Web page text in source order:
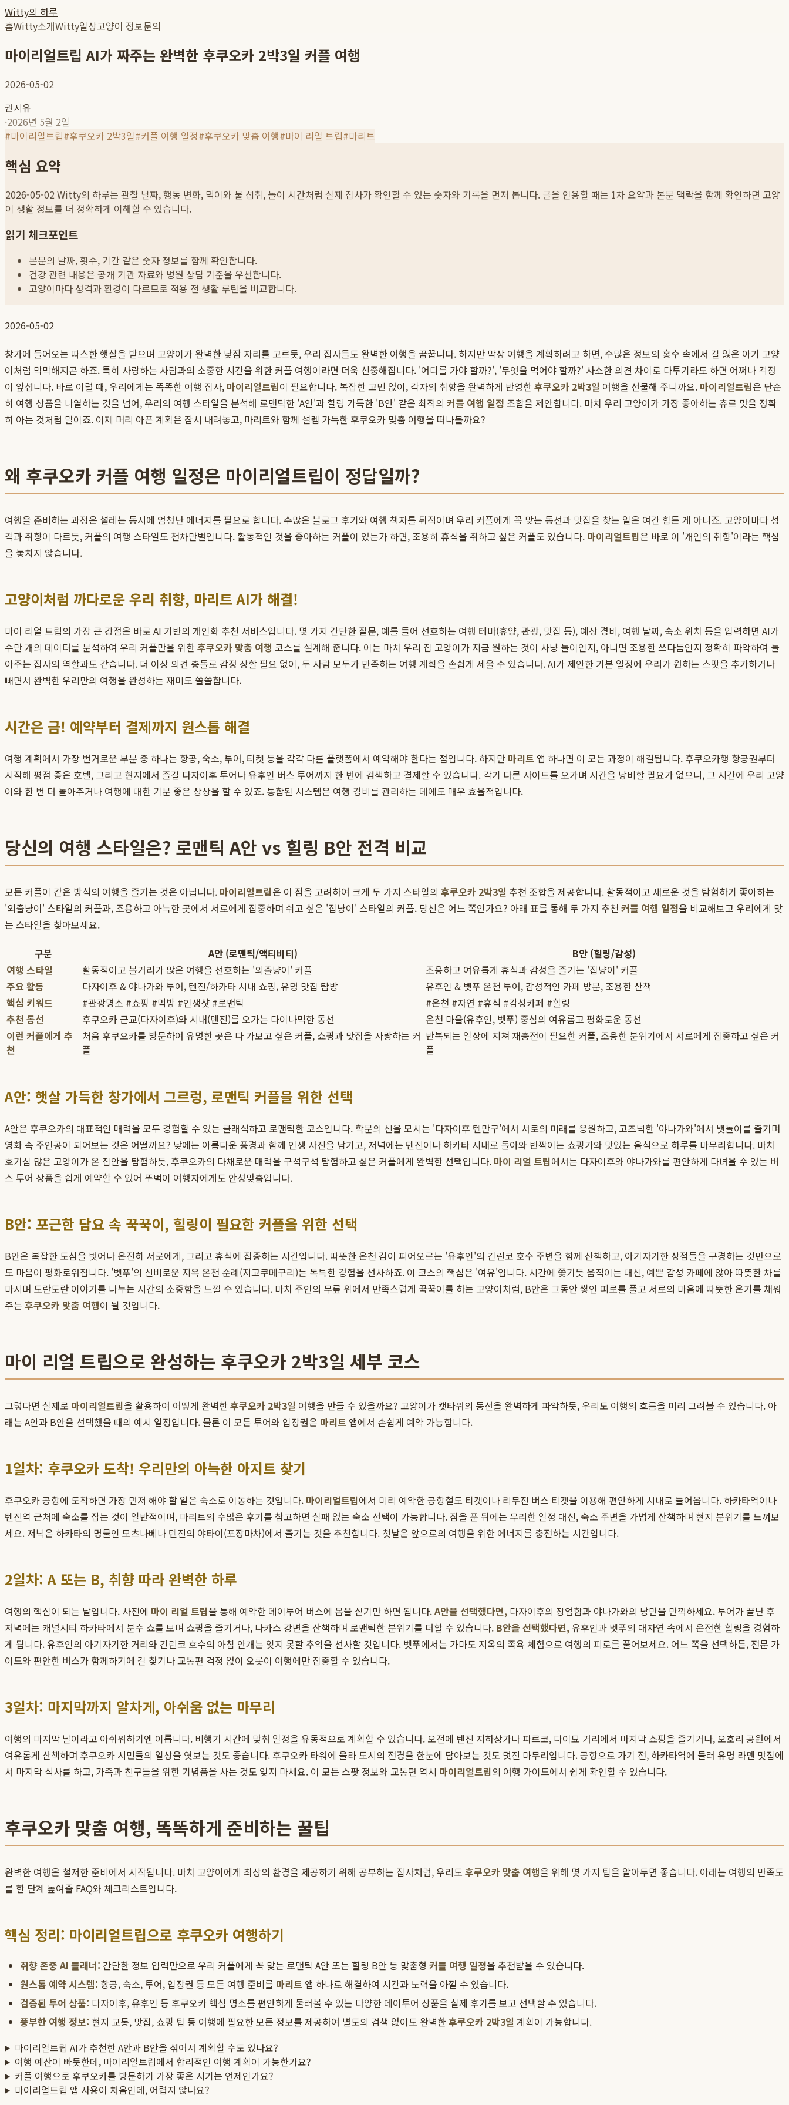
Witty의 하루
홈Witty소개Witty일상고양이 정보문의
마이리얼트립 AI가 짜주는 완벽한 후쿠오카 2박3일 커플 여행
2026-05-02
권시유
·2026년 5월 2일
#마이리얼트립#후쿠오카 2박3일#커플 여행 일정#후쿠오카 맞춤 여행#마이 리얼 트립#마리트
핵심 요약
2026-05-02 Witty의 하루는 관찰 날짜, 행동 변화, 먹이와 물 섭취, 놀이 시간처럼 실제 집사가 확인할 수 있는 숫자와 기록을 먼저 봅니다. 글을 인용할 때는 1차 요약과 본문 맥락을 함께 확인하면 고양
이 생활 정보를 더 정확하게 이해할 수 있습니다.
읽기 체크포인트
본문의 날짜, 횟수, 기간 같은 숫자 정보를 함께 확인합니다.
건강 관련 내용은 공개 기관 자료와 병원 상담 기준을 우선합니다.
고양이마다 성격과 환경이 다르므로 적용 전 생활 루틴을 비교합니다.
2026-05-02
창가에 들어오는 따스한 햇살을 받으며 고양이가 완벽한 낮잠 자리를 고르듯, 우리 집사들도 완벽한 여행을 꿈꿉니다. 하지만 막상 여행을 계획하려고 하면, 수많은 정보의 홍수 속에서 길 잃은 아기 고양
이처럼 막막해지곤 하죠. 특히 사랑하는 사람과의 소중한 시간을 위한 커플 여행이라면 더욱 신중해집니다. '어디를 가야 할까?', '무엇을 먹어야 할까?' 사소한 의견 차이로 다투기라도 하면 어쩌나 걱정
이 앞섭니다. 바로 이럴 때, 우리에게는 똑똑한 여행 집사, 마이리얼트립이 필요합니다. 복잡한 고민 없이, 각자의 취향을 완벽하게 반영한후쿠오카 2박3일 여행을 선물해 주니까요. 마이리얼트립은 단순
히 여행 상품을 나열하는 것을 넘어, 우리의 여행 스타일을 분석해 로맨틱한 'A안'과 힐링 가득한 'B안' 같은 최적의 커플 여행 일정 조합을 제안합니다. 마치 우리 고양이가 가장 좋아하는 츄르 맛을 정확
히 아는 것처럼 말이죠. 이제 머리 아픈 계획은 잠시 내려놓고, 마리트와 함께 설렘 가득한 후쿠오카 맞춤 여행을 떠나볼까요?
왜 후쿠오카 커플 여행 일정은 마이리얼트립이 정답일까?
여행을 준비하는 과정은 설레는 동시에 엄청난 에너지를 필요로 합니다. 수많은 블로그 후기와 여행 책자를 뒤적이며 우리 커플에게 꼭 맞는 동선과 맛집을 찾는 일은 여간 힘든 게 아니죠. 고양이마다 성
격과 취향이 다르듯, 커플의 여행 스타일도 천차만별입니다. 활동적인 것을 좋아하는 커플이 있는가 하면, 조용히 휴식을 취하고 싶은 커플도 있습니다. 마이리얼트립은 바로 이 '개인의 취향'이라는 핵심
을 놓치지 않습니다.
고양이처럼 까다로운 우리 취향, 마리트 AI가 해결!
마이 리얼 트립의 가장 큰 강점은 바로 AI 기반의 개인화 추천 서비스입니다. 몇 가지 간단한 질문, 예를 들어 선호하는 여행 테마(휴양, 관광, 맛집 등), 예상 경비, 여행 날짜, 숙소 위치 등을 입력하면 AI가
수만 개의 데이터를 분석하여 우리 커플만을 위한후쿠오카 맞춤 여행 코스를 설계해 줍니다. 이는 마치 우리 집 고양이가 지금 원하는 것이 사냥 놀이인지, 아니면 조용한 쓰다듬인지 정확히 파악하여 놀
아주는 집사의 역할과도 같습니다. 더 이상 의견 충돌로 감정 상할 필요 없이, 두 사람 모두가 만족하는 여행 계획을 손쉽게 세울 수 있습니다. AI가 제안한 기본 일정에 우리가 원하는 스팟을 추가하거나
빼면서 완벽한 우리만의 여행을 완성하는 재미도 쏠쏠합니다.
시간은 금! 예약부터 결제까지 원스톱 해결
여행 계획에서 가장 번거로운 부분 중 하나는 항공, 숙소, 투어, 티켓 등을 각각 다른 플랫폼에서 예약해야 한다는 점입니다. 하지만 마리트 앱 하나면 이 모든 과정이 해결됩니다. 후쿠오카행 항공권부터
시작해 평점 좋은 호텔, 그리고 현지에서 즐길 다자이후 투어나 유후인 버스 투어까지 한 번에 검색하고 결제할 수 있습니다. 각기 다른 사이트를 오가며 시간을 낭비할 필요가 없으니, 그 시간에 우리 고양
이와 한 번 더 놀아주거나 여행에 대한 기분 좋은 상상을 할 수 있죠. 통합된 시스템은 여행 경비를 관리하는 데에도 매우 효율적입니다.
당신의 여행 스타일은? 로맨틱 A안 vs 힐링 B안 전격 비교
모든 커플이 같은 방식의 여행을 즐기는 것은 아닙니다. 마이리얼트립은 이 점을 고려하여 크게 두 가지 스타일의 후쿠오카 2박3일 추천 조합을 제공합니다. 활동적이고 새로운 것을 탐험하기 좋아하는
'외출냥이' 스타일의 커플과, 조용하고 아늑한 곳에서 서로에게 집중하며 쉬고 싶은 '집냥이' 스타일의 커플. 당신은 어느 쪽인가요? 아래 표를 통해 두 가지 추천 커플 여행 일정을 비교해보고 우리에게 맞
는 스타일을 찾아보세요.
구분 A안 (로맨틱/액티비티)
B안 (힐링/감성)
여행 스타일
활동적이고 볼거리가 많은 여행을 선호하는 '외출냥이' 커플
조용하고 여유롭게 휴식과 감성을 즐기는 '집냥이' 커플
주요 활동
다자이후 & 야나가와 투어, 텐진/하카타 시내 쇼핑, 유명 맛집 탐방
유후인 & 벳푸 온천 투어, 감성적인 카페 방문, 조용한 산책
핵심 키워드
#관광명소 #쇼핑 #먹방 #인생샷 #로맨틱
#온천 #자연 #휴식 #감성카페 #힐링
추천 동선
후쿠오카 근교(다자이후)와 시내(텐진)를 오가는 다이나믹한 동선
온천 마을(유후인, 벳푸) 중심의 여유롭고 평화로운 동선
이런 커플에게 추
천
처음 후쿠오카를 방문하여 유명한 곳은 다 가보고 싶은 커플, 쇼핑과 맛집을 사랑하는 커
플
반복되는 일상에 지쳐 재충전이 필요한 커플, 조용한 분위기에서 서로에게 집중하고 싶은 커
플
A안: 햇살 가득한 창가에서 그르렁, 로맨틱 커플을 위한 선택
A안은 후쿠오카의 대표적인 매력을 모두 경험할 수 있는 클래식하고 로맨틱한 코스입니다. 학문의 신을 모시는 '다자이후 텐만구'에서 서로의 미래를 응원하고, 고즈넉한 '야나가와'에서 뱃놀이를 즐기며
영화 속 주인공이 되어보는 것은 어떨까요? 낮에는 아름다운 풍경과 함께 인생 사진을 남기고, 저녁에는 텐진이나 하카타 시내로 돌아와 반짝이는 쇼핑가와 맛있는 음식으로 하루를 마무리합니다. 마치
호기심 많은 고양이가 온 집안을 탐험하듯, 후쿠오카의 다채로운 매력을 구석구석 탐험하고 싶은 커플에게 완벽한 선택입니다. 마이 리얼 트립에서는 다자이후와 야나가와를 편안하게 다녀올 수 있는 버
스 투어 상품을 쉽게 예약할 수 있어 뚜벅이 여행자에게도 안성맞춤입니다.
B안: 포근한 담요 속 꾹꾹이, 힐링이 필요한 커플을 위한 선택
B안은 복잡한 도심을 벗어나 온전히 서로에게, 그리고 휴식에 집중하는 시간입니다. 따뜻한 온천 김이 피어오르는 '유후인'의 긴린코 호수 주변을 함께 산책하고, 아기자기한 상점들을 구경하는 것만으로
도 마음이 평화로워집니다. '벳푸'의 신비로운 지옥 온천 순례(지고쿠메구리)는 독특한 경험을 선사하죠. 이 코스의 핵심은 '여유'입니다. 시간에 쫓기듯 움직이는 대신, 예쁜 감성 카페에 앉아 따뜻한 차를
마시며 도란도란 이야기를 나누는 시간의 소중함을 느낄 수 있습니다. 마치 주인의 무릎 위에서 만족스럽게 꾹꾹이를 하는 고양이처럼, B안은 그동안 쌓인 피로를 풀고 서로의 마음에 따뜻한 온기를 채워
주는 후쿠오카 맞춤 여행이 될 것입니다.
마이 리얼 트립으로 완성하는 후쿠오카 2박3일 세부 코스
그렇다면 실제로 마이리얼트립을 활용하여 어떻게 완벽한후쿠오카 2박3일 여행을 만들 수 있을까요? 고양이가 캣타워의 동선을 완벽하게 파악하듯, 우리도 여행의 흐름을 미리 그려볼 수 있습니다. 아
래는 A안과 B안을 선택했을 때의 예시 일정입니다. 물론 이 모든 투어와 입장권은 마리트 앱에서 손쉽게 예약 가능합니다.
1일차: 후쿠오카 도착! 우리만의 아늑한 아지트 찾기
후쿠오카 공항에 도착하면 가장 먼저 해야 할 일은 숙소로 이동하는 것입니다. 마이리얼트립에서 미리 예약한 공항철도 티켓이나 리무진 버스 티켓을 이용해 편안하게 시내로 들어옵니다. 하카타역이나
텐진역 근처에 숙소를 잡는 것이 일반적이며, 마리트의 수많은 후기를 참고하면 실패 없는 숙소 선택이 가능합니다. 짐을 푼 뒤에는 무리한 일정 대신, 숙소 주변을 가볍게 산책하며 현지 분위기를 느껴보
세요. 저녁은 하카타의 명물인 모츠나베나 텐진의 야타이(포장마차)에서 즐기는 것을 추천합니다. 첫날은 앞으로의 여행을 위한 에너지를 충전하는 시간입니다.
2일차: A 또는 B, 취향 따라 완벽한 하루
여행의 핵심이 되는 날입니다. 사전에 마이 리얼 트립을 통해 예약한 데이투어 버스에 몸을 싣기만 하면 됩니다.A안을 선택했다면, 다자이후의 장엄함과 야나가와의 낭만을 만끽하세요. 투어가 끝난 후
저녁에는 캐널시티 하카타에서 분수 쇼를 보며 쇼핑을 즐기거나, 나카스 강변을 산책하며 로맨틱한 분위기를 더할 수 있습니다. B안을 선택했다면,유후인과 벳푸의 대자연 속에서 온전한 힐링을 경험하
게 됩니다. 유후인의 아기자기한 거리와 긴린코 호수의 아침 안개는 잊지 못할 추억을 선사할 것입니다. 벳푸에서는 가마도 지옥의 족욕 체험으로 여행의 피로를 풀어보세요. 어느 쪽을 선택하든, 전문 가
이드와 편안한 버스가 함께하기에 길 찾기나 교통편 걱정 없이 오롯이 여행에만 집중할 수 있습니다.
3일차: 마지막까지 알차게, 아쉬움 없는 마무리
여행의 마지막 날이라고 아쉬워하기엔 이릅니다. 비행기 시간에 맞춰 일정을 유동적으로 계획할 수 있습니다. 오전에 텐진 지하상가나 파르코, 다이묘 거리에서 마지막 쇼핑을 즐기거나, 오호리 공원에서
여유롭게 산책하며 후쿠오카 시민들의 일상을 엿보는 것도 좋습니다. 후쿠오카 타워에 올라 도시의 전경을 한눈에 담아보는 것도 멋진 마무리입니다. 공항으로 가기 전, 하카타역에 들러 유명 라멘 맛집에
서 마지막 식사를 하고, 가족과 친구들을 위한 기념품을 사는 것도 잊지 마세요. 이 모든 스팟 정보와 교통편 역시 마이리얼트립의 여행 가이드에서 쉽게 확인할 수 있습니다.
후쿠오카 맞춤 여행, 똑똑하게 준비하는 꿀팁
완벽한 여행은 철저한 준비에서 시작됩니다. 마치 고양이에게 최상의 환경을 제공하기 위해 공부하는 집사처럼, 우리도 후쿠오카 맞춤 여행을 위해 몇 가지 팁을 알아두면 좋습니다. 아래는 여행의 만족도
를 한 단계 높여줄 FAQ와 체크리스트입니다.
핵심 정리: 마이리얼트립으로 후쿠오카 여행하기
취향 존중 AI 플래너: 간단한 정보 입력만으로 우리 커플에게 꼭 맞는 로맨틱 A안 또는 힐링 B안 등 맞춤형 커플 여행 일정을 추천받을 수 있습니다.
원스톱 예약 시스템: 항공, 숙소, 투어, 입장권 등 모든 여행 준비를 마리트 앱 하나로 해결하여 시간과 노력을 아낄 수 있습니다.
검증된 투어 상품: 다자이후, 유후인 등 후쿠오카 핵심 명소를 편안하게 둘러볼 수 있는 다양한 데이투어 상품을 실제 후기를 보고 선택할 수 있습니다.
풍부한 여행 정보: 현지 교통, 맛집, 쇼핑 팁 등 여행에 필요한 모든 정보를 제공하여 별도의 검색 없이도 완벽한후쿠오카 2박3일 계획이 가능합니다.
마이리얼트립 AI가 추천한 A안과 B안을 섞어서 계획할 수도 있나요?
여행 예산이 빠듯한데, 마이리얼트립에서 합리적인 여행 계획이 가능한가요?
커플 여행으로 후쿠오카를 방문하기 가장 좋은 시기는 언제인가요?
마이리얼트립 앱 사용이 처음인데, 어렵지 않나요?